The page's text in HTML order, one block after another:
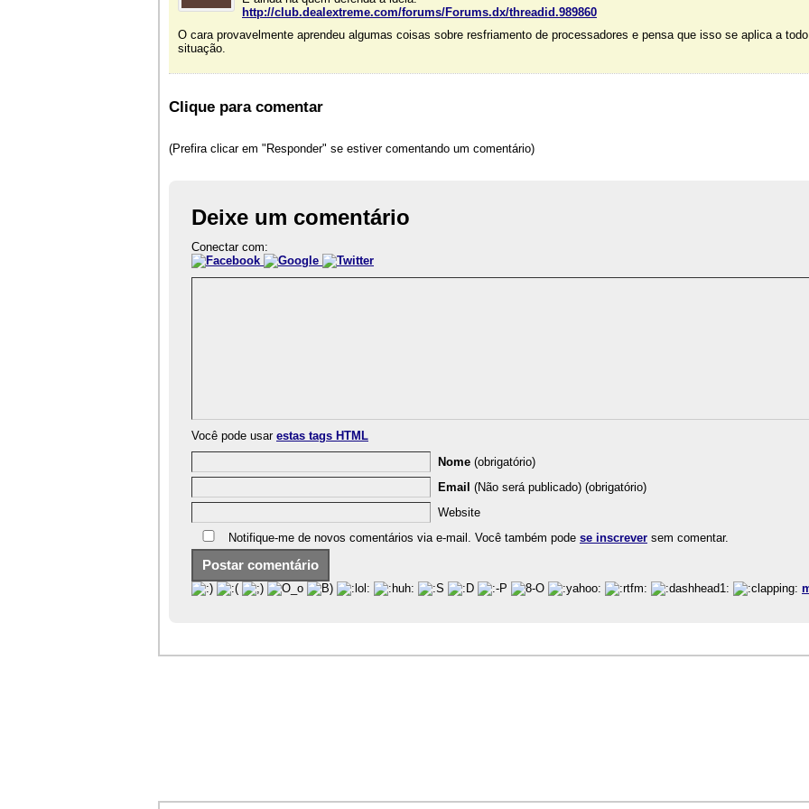
http://club.dealextreme.com/forums/Forums.dx/threadid.989860
O cara provavelmente aprendeu algumas coisas sobre resfriamento de processadores e pensa que isso se aplica a
situação.
Clique para comentar
(Prefira clicar em "Responder" se estiver comentando um comentário)
Deixe um comentário
Conectar com:
Você pode usar estas tags HTML
Nome (obrigatório)
Email (Não será publicado) (obrigatório)
Website
Notifique-me de novos comentários via e-mail. Você também pode se inscrever sem comentar.